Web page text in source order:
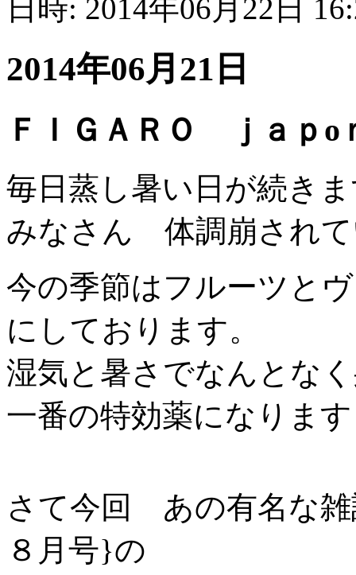
日時: 2014年06月22日
2014年06月21日
ＦＩＧＡＲＯ ｊａｐo
毎日蒸し暑い日が続き
みなさん 体調崩され
今の季節はフルーツと
にしております。
湿気と暑さでなんとな
一番の特効薬になりま
さて今回 あの有名な
８月号}の